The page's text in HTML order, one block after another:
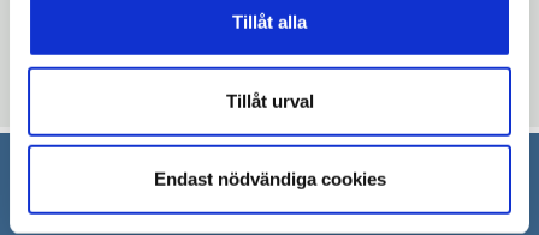
Tillåt alla
Tillåt urval
Endast nödvändiga cookies
Södertälje kommun